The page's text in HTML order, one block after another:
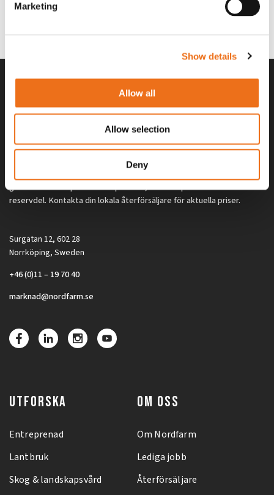
Marketing
Show details
Allow all
Allow selection
Deny
Alla priser på tillbehör och tillval gäller vid köp av ny maskin. Priserna
gäller inte vid köp av enskild produkt, till exempel
reservdel. Kontakta din lokala återförsäljare för aktuella priser.
Surgatan 12, 602 28
Norrköping, Sweden
+46 (0)11 – 19 70 40
marknad@nordfarm.se
UTFORSKA
Entreprenad
Lantbruk
Skog & landskapsvård
OM OSS
Om Nordfarm
Lediga jobb
Återförsäljare